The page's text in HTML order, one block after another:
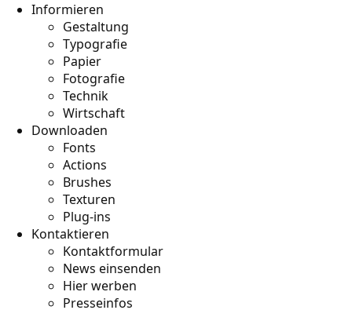
Informieren
Gestaltung
Typografie
Papier
Fotografie
Technik
Wirtschaft
Downloaden
Fonts
Actions
Brushes
Texturen
Plug-ins
Kontaktieren
Kontaktformular
News einsenden
Hier werben
Presseinfos